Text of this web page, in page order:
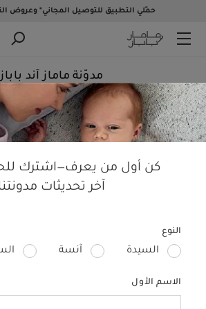
حمّلي التطبيق للتوصيل المجاني* وعروض
مدوّنة ماماز آند باباز
النوم الأطفال التربية الحمل
كن أول من يعرف—اشترك
آخر تحديثات
النوع
السيدة آنسة
الاسم الأول